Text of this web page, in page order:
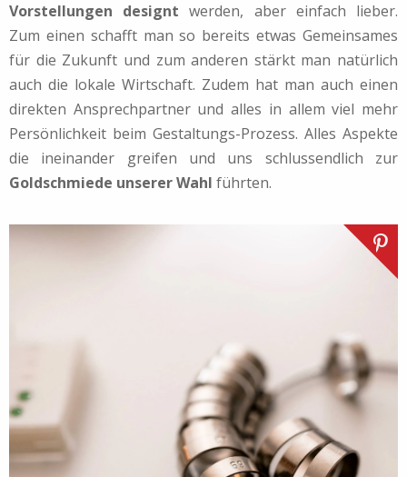
Vorstellungen designt werden, aber einfach lieber.
Zum einen schafft man so bereits etwas Gemeinsames
für die Zukunft und zum anderen stärkt man natürlich
auch die lokale Wirtschaft. Zudem hat man auch einen
direkten Ansprechpartner und alles in allem viel mehr
Persönlichkeit beim Gestaltungs-Prozess. Alles Aspekte
die ineinander greifen und uns schlussendlich zur
Goldschmiede unserer Wahl führten.